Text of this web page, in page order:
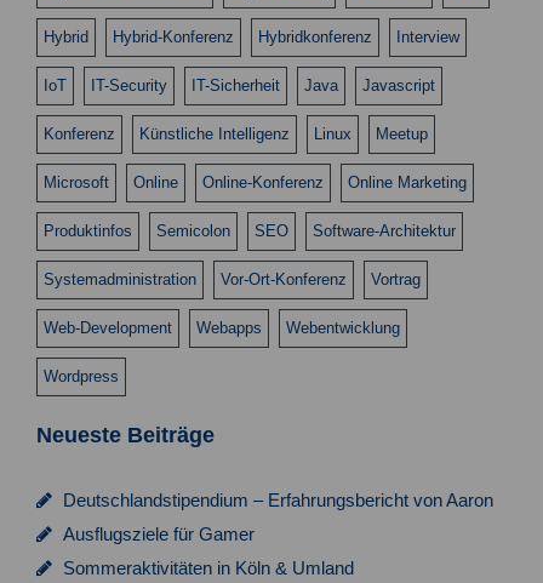
Hybrid Hybrid-Konferenz Hybridkonferenz Interview
IoT IT-Security IT-Sicherheit Java Javascript
Konferenz Künstliche Intelligenz Linux Meetup
Microsoft Online Online-Konferenz Online Marketing
Produktinfos Semicolon SEO Software-Architektur
Systemadministration Vor-Ort-Konferenz Vortrag
Web-Development Webapps Webentwicklung
Wordpress
Neueste Beiträge
Deutschlandstipendium – Erfahrungsbericht von Aaron
Ausflugsziele für Gamer
Sommeraktivitäten in Köln & Umland